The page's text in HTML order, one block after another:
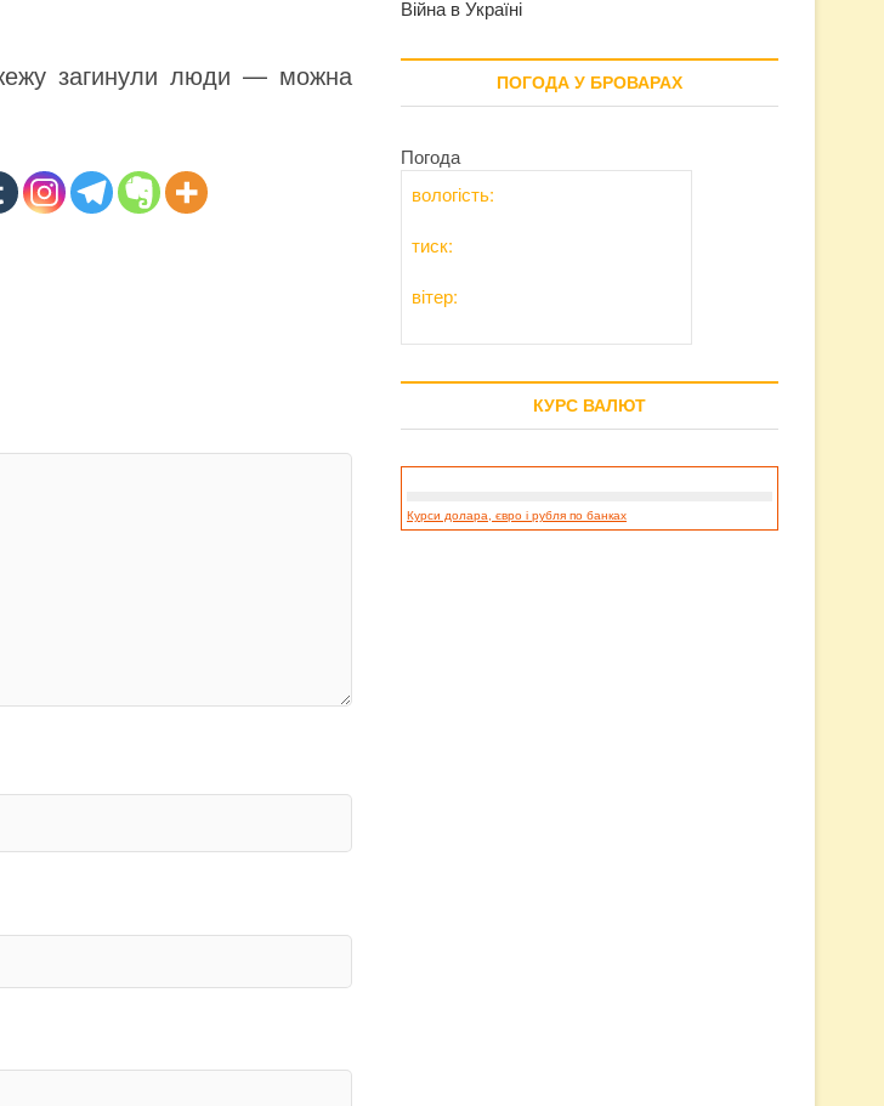
загинули люди — можна
Війна в Україні
ПОГОДА У БРОВАРАХ
Погода
вологість:
тиск:
вітер:
КУРС ВАЛЮТ
Курси долара, євро і рубля по банках